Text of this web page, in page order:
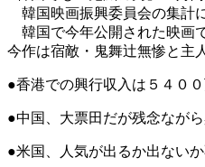
韓国映画振興委員会の集計
韓国で今年公開された映画
今作は宿敵・鬼舞辻無惨と主
●香港での興行収入は５４０
●中国、大票田だが残念なが
●米国、人気が出るか出ない